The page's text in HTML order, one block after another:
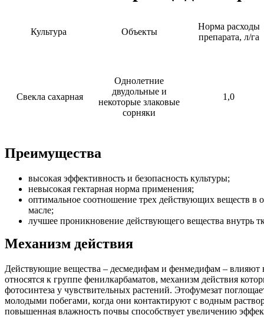
Культура Объекты
Норма расходы
препарата, л/га
Свекла сахарная
Однолетние
двудольные и
некоторые злаковые
сорняки
1,0
Преимущества
высокая эффективность и безопасность культуры;
невысокая гектарная норма применения;
оптимальное соотношение трех действующих веществ в
масле;
лучшее проникновение действующего вещества внутрь
Механизм действия
Действующие вещества – десмедифам и фенмедифам – влияют
относятся к группе фенилкарбаматов, механизм действия
фотосинтеза у чувствительных растений. Этофумезат
молодыми побегами, когда они контактируют с водным
повышенная влажность почвы способствует увеличению